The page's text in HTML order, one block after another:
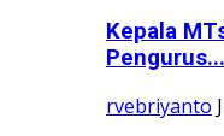
Kepala
Pengurus...
rvebriyanto